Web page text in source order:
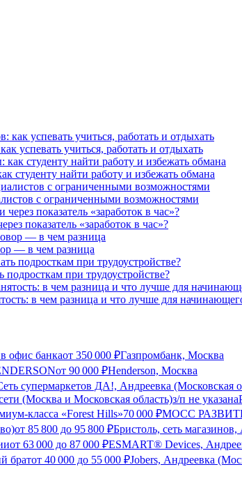
успевать учиться, работать и отдыхать
студенту найти работу и избежать обмана
с ограниченными возможностями
показатель «заработок в час»?
— в чем разница
при трудоустройстве?
в чем разница и что лучше для
офис банкаот 350 000 ₽Газпромбанк, Москва
от 90 000 ₽Henderson, Москва
супермаркетов ДА!, Андреевка (Московская
(Москва и Московская область)з/п не указана
класса «Forest Hills»70 000 ₽МОСС
от 85 800 до 95 800 ₽Бристоль, сеть
от 63 000 до 87 000 ₽ESMART® Devices,
братот 40 000 до 55 000 ₽Jobers, Андреевка